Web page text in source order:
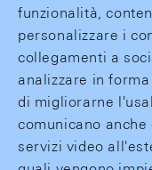
funzionalità,
personalizzare i
collegamenti a
analizzare in
di migliorarne
comunicano
servizi video